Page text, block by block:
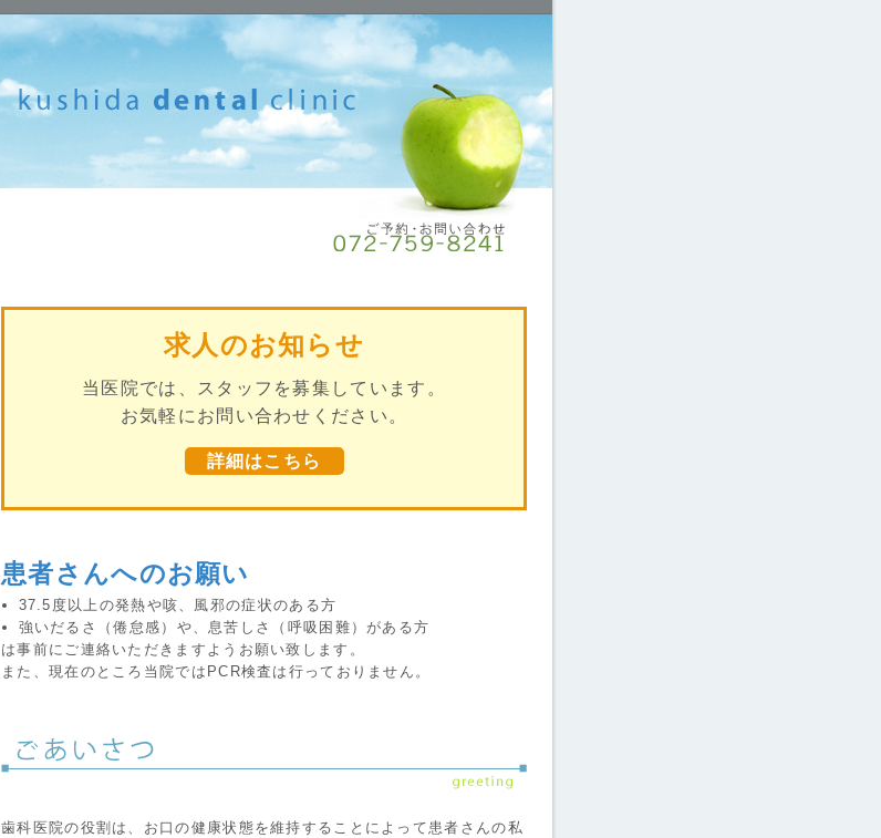
求人のお知らせ
当医院では、スタッフを募集しています。
お気軽にお問い合わせください。
詳細はこちら
患者さんへのお願い
37.5度以上の発熱や咳、風邪の症状のある方
強いだるさ（倦怠感）や、息苦しさ（呼吸困難）がある方
は事前にご連絡いただきますようお願い致します。
また、現在のところ当院ではPCR検査は行っておりません。
歯科医院の役割は、お口の健康状態を維持することによって患者さんの私